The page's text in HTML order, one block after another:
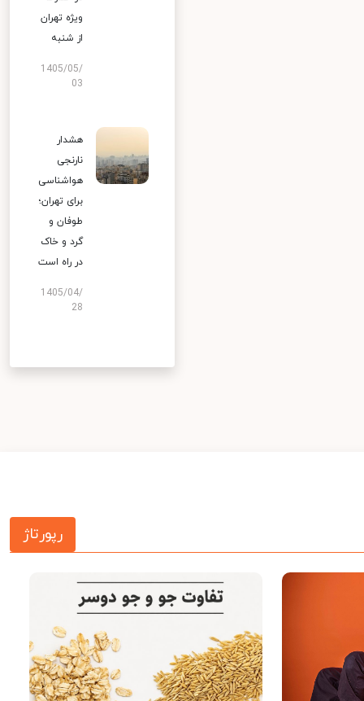
ویژه تهران
از شنبه
1405/05/
03
هشدار
نارنجی
هواشناسی
برای تهران؛
طوفان و
گرد و خاک
در راه است
1405/04/
28
رپورتاژ